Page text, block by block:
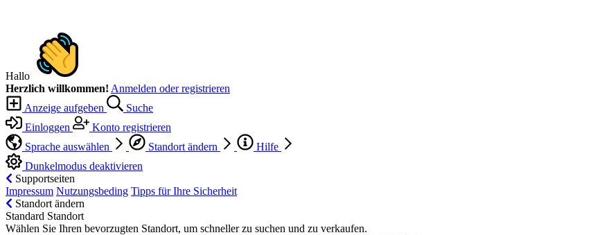
Hallo
Herzlich willkommen! Anmelden oder registrieren
Anzeige aufgeben
Suche
Einloggen
Konto registrieren
Sprache auswählen
Standort ändern
Hilfe
Dunkelmodus deaktivieren
Supportseiten
Impressum Nutzungsbeding Tipps für Ihre Sicherheit
Standort ändern
Standard Standort
Wählen Sie Ihren bevorzugten Standort, um schneller zu suchen und zu verkaufen.